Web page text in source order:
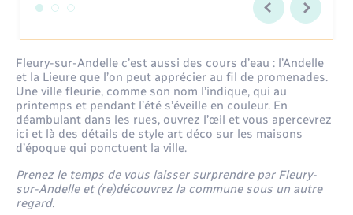
Fleury-sur-Andelle c’est aussi des cours d’eau : l’Andelle
et la Lieure que l’on peut apprécier au fil de promenades.
Une ville fleurie, comme son nom l’indique, qui au
printemps et pendant l’été s’éveille en couleur. En
déambulant dans les rues, ouvrez l’œil et vous apercevrez
ici et là des détails de style art déco sur les maisons
d’époque qui ponctuent la ville.
Prenez le temps de vous laisser surprendre par Fleury-
sur-Andelle et (re)découvrez la commune sous un autre
regard.